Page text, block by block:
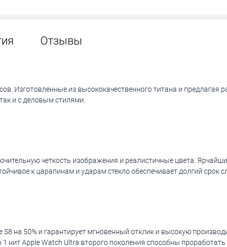
Отзывы
Изготовленные из высококачественного титана и предлагая
и с деловым стилями.
четкость изображения и реалистичные цвета.
к царапинам и ударам стекло обеспечивает долгий срок
на 50% и гарантирует мгновенный отклик и высокую
нит Apple Watch Ultra второго поколения способны проработать